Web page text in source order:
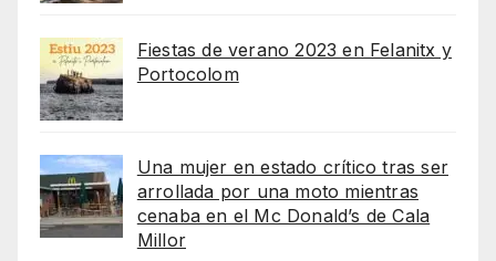
Fiestas de verano 2023 en Felanitx y
Portocolom
Una mujer en estado crítico tras ser
arrollada por una moto mientras
cenaba en el Mc Donald’s de Cala
Millor